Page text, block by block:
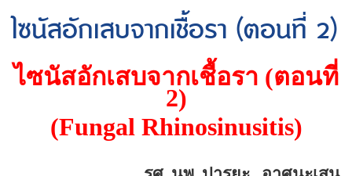
ไซนัสอักเสบจากเชื้อรา (ตอนที่ 2)
ไซนัสอักเสบจากเชื้อรา (ตอนที่
2)
(Fungal Rhinosinusitis)